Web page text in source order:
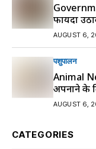
फायदा
AUGUST 6,
पशुपालन
Animal
अपनाने के
AUGUST 6,
CATEGORIES